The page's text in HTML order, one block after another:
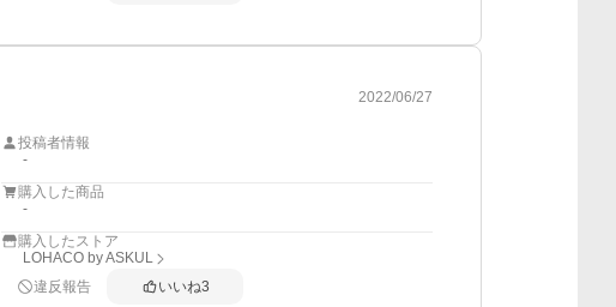
2022/06/27
投稿者情報
-
購入した商品
-
購入したストア
LOHACO by ASKUL
違反報告
いいね3